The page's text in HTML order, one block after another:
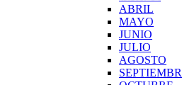
ABRIL
MAYO
JUNIO
JULIO
AGOSTO